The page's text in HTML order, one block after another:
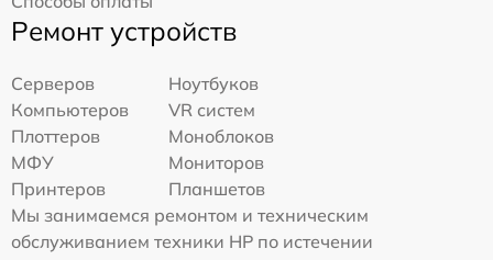
Ремонт устройств
Серверов
Ноутбуков
Компьютеров
VR систем
Плоттеров
Моноблоков
МФУ
Мониторов
Принтеров
Планшетов
Мы занимаемся ремонтом и техническим
обслуживанием техники HP по истечении